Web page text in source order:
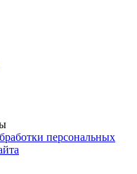
персональных